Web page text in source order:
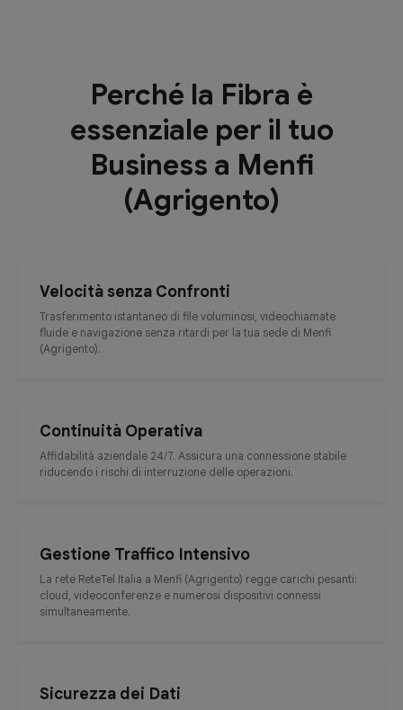
Perché la Fibra è
essenziale per il tuo
Business a Menfi
(Agrigento)
Velocità senza Confronti
Trasferimento istantaneo di file voluminosi, videochiamate
fluide e navigazione senza ritardi per la tua sede di Menfi
(Agrigento).
Continuità Operativa
Affidabilità aziendale 24/7. Assicura una connessione stabile
riducendo i rischi di interruzione delle operazioni.
Gestione Traffico Intensivo
La rete ReteTel Italia a Menfi (Agrigento) regge carichi pesanti:
cloud, videoconferenze e numerosi dispositivi connessi
simultaneamente.
Sicurezza dei Dati